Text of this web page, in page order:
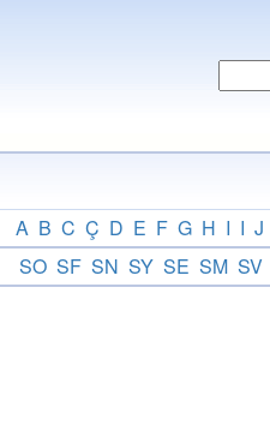
A B C Ç D E F G H I I J
SO SF SN SY SE SM SV